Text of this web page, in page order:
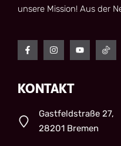
unsere Mission! Aus der
KONTAKT
Gastfeldstraße 27,
28201 Bremen